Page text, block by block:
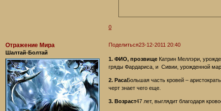
0
Поделиться23-12-2011 20:40
Отражение Мира
Шалтай-Болтай
1. ФИО, прозвище Катрин Меллэри,
гряды Фардариса, и Сивии, урожденной
2. РасаБольшая часть кровей –
черт знает чего еще.
3. Возраст47 лет, выглядит благодаря